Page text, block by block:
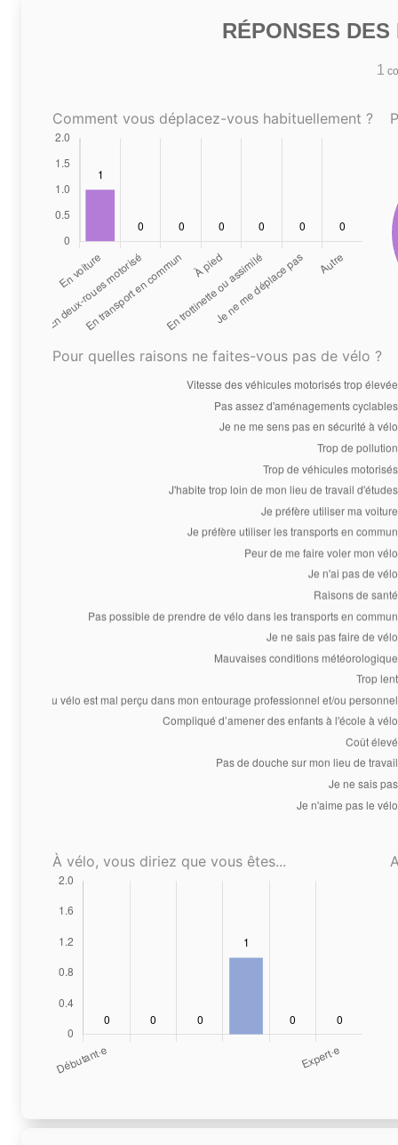
RÉPONSES
1
Comment vous déplacez-vous habituellement ?
Pour quelles raisons ne faites-vous pas de vélo ?
À vélo, vous diriez que vous êtes...